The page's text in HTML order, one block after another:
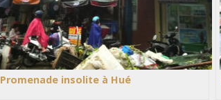
Promenade insolite à Hué